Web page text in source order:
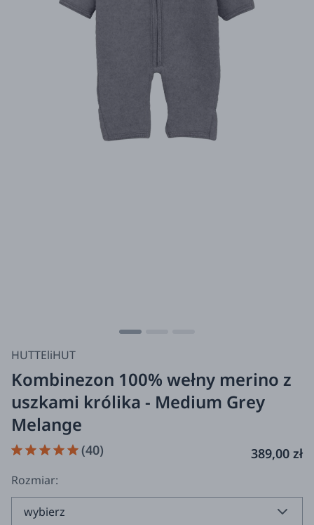
HUTTEliHUT
Kombinezon 100% wełny merino z
uszkami królika - Medium Grey
Melange
(40) 389,00 zł
Rozmiar: